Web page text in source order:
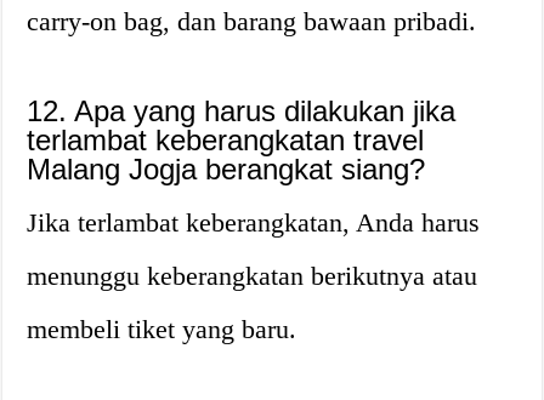
carry-on bag, dan barang bawaan pribadi.
12. Apa yang harus dilakukan jika
terlambat keberangkatan travel
Malang Jogja berangkat siang?
Jika terlambat keberangkatan, Anda harus
menunggu keberangkatan berikutnya atau
membeli tiket yang baru.